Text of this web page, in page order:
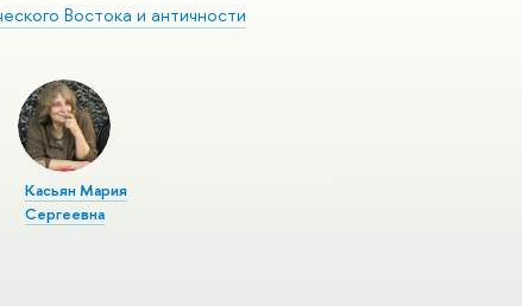
Востока и античности
Касьян Мария
Сергеевна